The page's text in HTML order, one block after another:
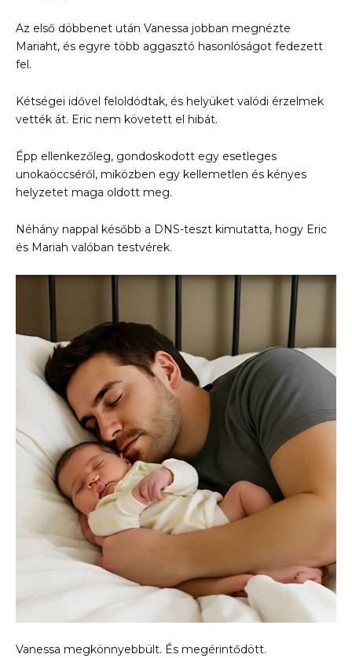
Az első döbbenet után Vanessa jobban megnézte
Mariaht, és egyre több aggasztó hasonlóságot fedezett
fel.
Kétségei idővel feloldódtak, és helyüket valódi érzelmek
vették át. Eric nem követett el hibát.
Épp ellenkezőleg, gondoskodott egy esetleges
unokaöccséről, miközben egy kellemetlen és kényes
helyzetet maga oldott meg.
Néhány nappal később a DNS-teszt kimutatta, hogy Eric
és Mariah valóban testvérek.
Vanessa megkönnyebbült. És megérintődött.